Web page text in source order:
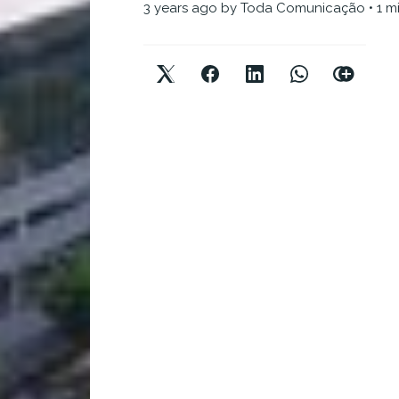
3 years ago by Toda Comunicação • 1